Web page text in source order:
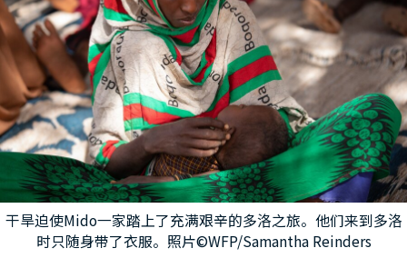
干旱迫使Mido一家踏上了充满艰辛的多洛之旅。他们来到多洛
时只随身带了衣服。照片©WFP/Samantha Reinders